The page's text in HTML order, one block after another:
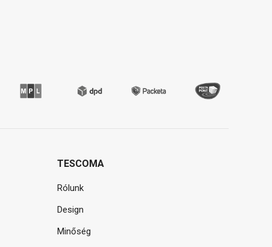
TESCOMA
Rólunk
Design
Minőség